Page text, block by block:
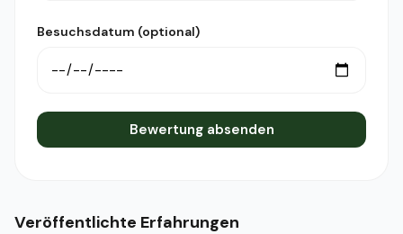
Besuchsdatum (optional)
Bewertung absenden
Veröffentlichte Erfahrungen